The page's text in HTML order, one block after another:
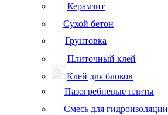
Керамзит
Сухой бетон
Грунтовка
Плиточный клей
Клей для блоков
Пазогребневые плиты
Смесь для гидроизоляции